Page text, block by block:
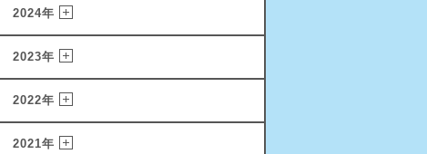
2024年
2023年
2022年
2021年